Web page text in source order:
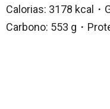
Calorias: 3178 kcal・
Carbono: 553 g・